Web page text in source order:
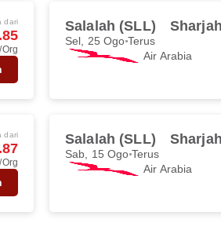
dari
Org
Salalah (SLL)
Sel, 25 Ogo Terus
Air Arabia
dari
Org
Salalah (SLL)
Sab, 15 Ogo Terus
Air Arabia